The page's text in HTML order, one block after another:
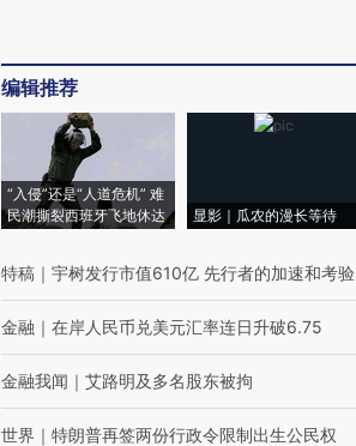
编辑推荐
“入侵”还是“人道危机” 难
民潮撕裂西班牙飞地休达
显影｜瓜农的漫长等待
特稿 ｜ 宇树发行市值610亿 先行者的加速和考验
金融 ｜ 在岸人民币兑美元汇率连日升破6.75
金融我闻 ｜ 艾路明及多名股东被拘
世界 ｜ 特朗普再签两份行政令限制出生公民权